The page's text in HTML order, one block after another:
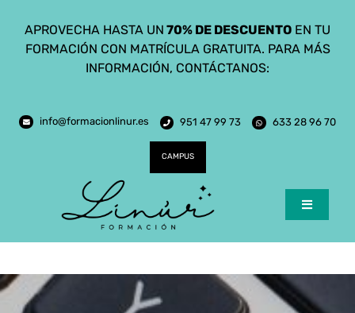
contenido
APROVECHA HASTA UN 70% DE DESCUENTO EN TU
FORMACIÓN CON MATRÍCULA GRATUITA. PARA MÁS
INFORMACIÓN, CONTÁCTANOS:
info@formacionlinur.es 951 47 99 73 633 28 96 70
CAMPUS
Toggle
Inicio
Cursos